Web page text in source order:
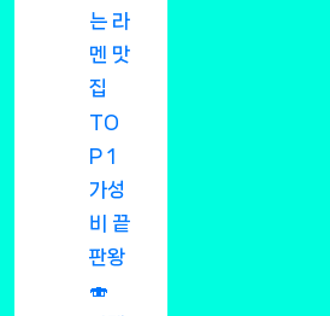
는 라
멘 맛
집
TO
P 1
가성
비 끝
판왕
🍣